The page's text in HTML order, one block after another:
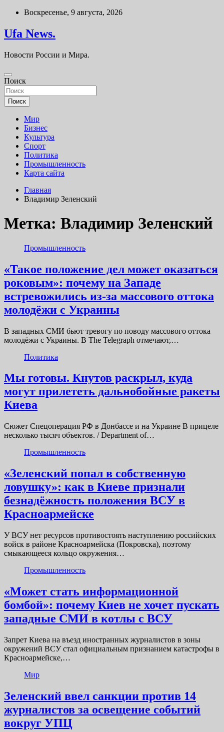
Перейти
содержимому
Воскресенье, 9 августа, 2026
Ufa News.
Новости России и Мира.
Поиск
Поиск
Мир
Бизнес
Культура
Спорт
Политика
Промышленность
Карта сайта
Главная
Владимир Зеленский
Метка: Владимир Зеленский
Промышленность
«Такое положение дел может оказаться
роковым»: почему на Западе
встревожились из-за массового оттока
молодёжи с Украины
В западных СМИ бьют тревогу по поводу массового оттока
молодёжи с Украины. В The Telegraph отмечают,…
Политика
Мы готовы. Кнутов раскрыл, куда
могут прилететь дальнобойные ракеты
Киева
Сюжет Спецоперация РФ в Донбассе и на Украине В прицеле
несколько тысяч объектов. / Department of…
Промышленность
«Зеленский попал в собственную
ловушку»: как в Киеве признали
безнадёжность положения ВСУ в
Красноармейске
У ВСУ нет ресурсов противостоять наступлению российских
войск в районе Красноармейска (Покровска), поэтому
смыкающееся кольцо окружения…
Промышленность
«Может стать информационной
бомбой»: почему Киев не хочет пускать
западные СМИ в котлы с ВСУ
Запрет Киева на въезд иностранных журналистов в зоны
окружений ВСУ стал официальным признанием катастрофы в
Красноармейске,…
Мир
Зеленский ввел санкции против 14
журналистов за освещение событий
вокруг УПЦ